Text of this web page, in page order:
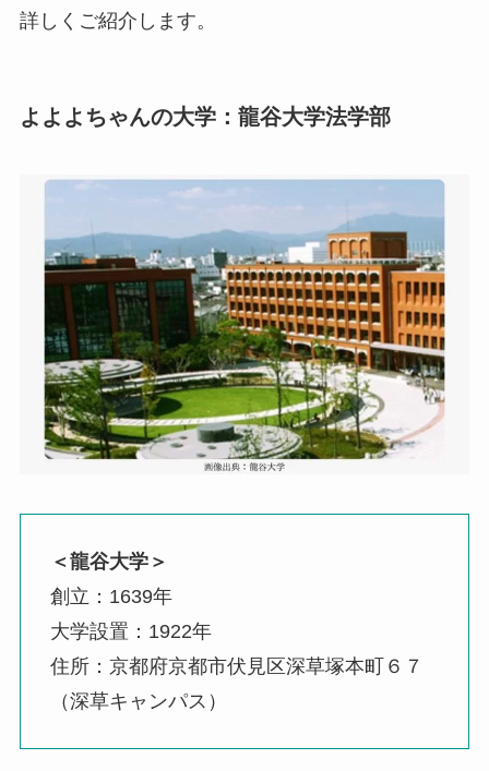
詳しくご紹介します。
よよよちゃんの大学：龍谷大学法学部
＜龍谷大学＞
創立：1639年
大学設置：1922年
住所：京都府京都市伏見区深草塚本町６７
（深草キャンパス）